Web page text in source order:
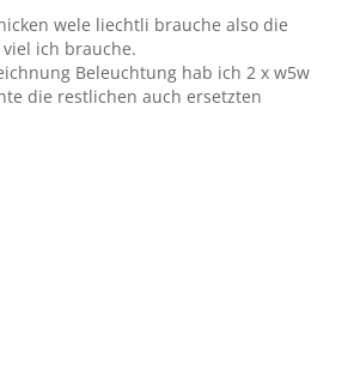
wele liechtli brauche also die
ich brauche.
Beleuchtung hab ich 2 x w5w
die restlichen auch ersetzten